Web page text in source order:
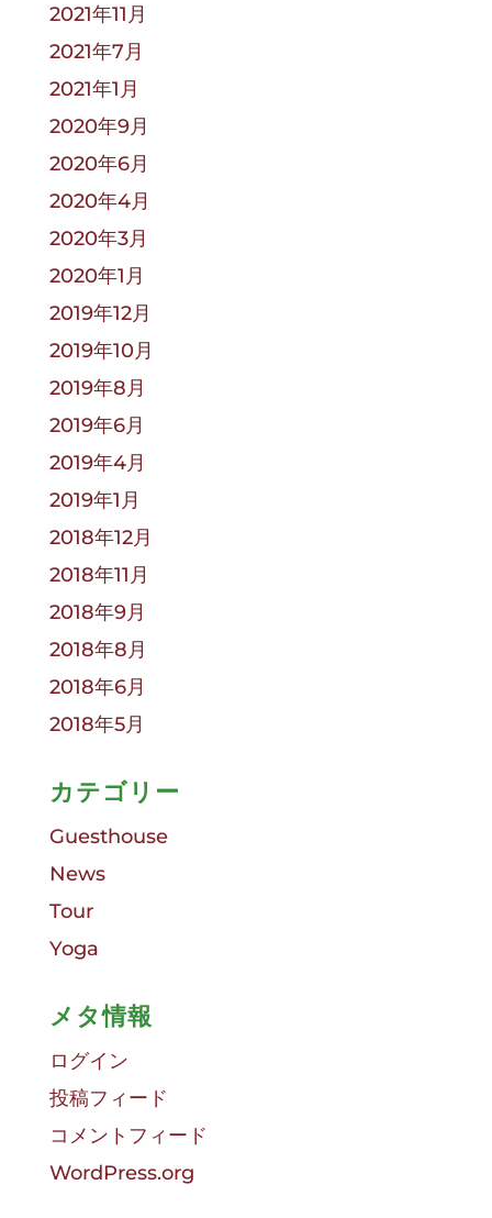
2021年11月
2021年7月
2021年1月
2020年9月
2020年6月
2020年4月
2020年3月
2020年1月
2019年12月
2019年10月
2019年8月
2019年6月
2019年4月
2019年1月
2018年12月
2018年11月
2018年9月
2018年8月
2018年6月
2018年5月
カテゴリー
Guesthouse
News
Tour
Yoga
メタ情報
ログイン
投稿フィード
コメントフィード
WordPress.org